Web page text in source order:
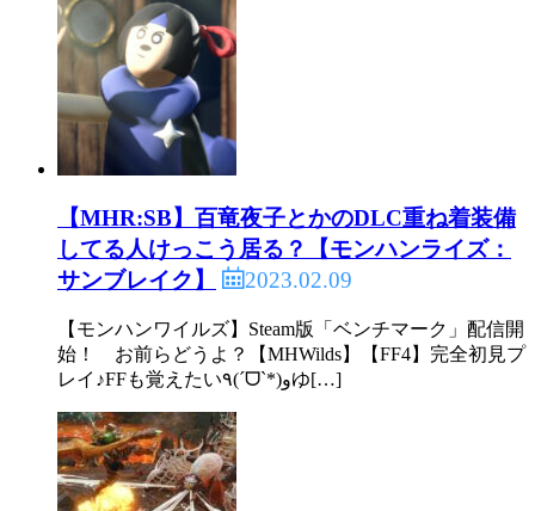
【MHR:SB】百竜夜子とかのDLC重ね着装備
してる人けっこう居る？【モンハンライズ：
サンブレイク】
2023.02.09
【モンハンワイルズ】Steam版「ベンチマーク」配信開
始！ お前らどうよ？【MHWilds】【FF4】完全初見プ
レイ♪FFも覚えたい٩(ˊᗜˋ*)وゆ[…]